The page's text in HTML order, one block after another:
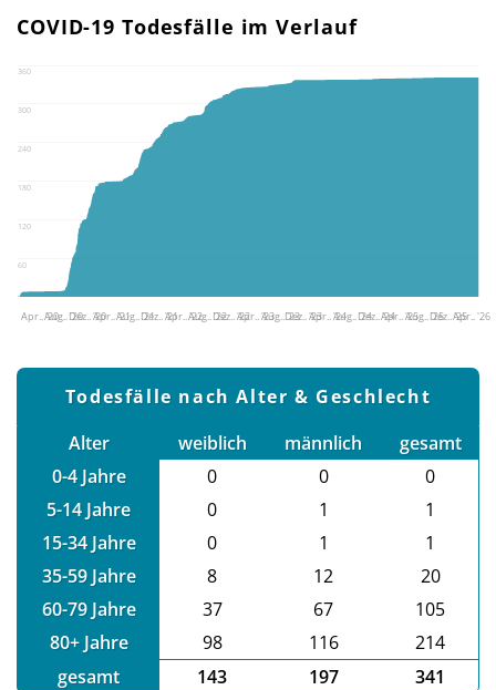
COVID-19 Todesfälle im Verlauf
60
120
180
240
300
360
Apr.. '20Aug.. '20Dez.. '20Apr.. '21Aug.. '21Dez.. '21Apr.. '22Aug.. '22Dez.. '22Apr.. '23Aug.. '23Dez.. '23Apr.. '24Aug.. '24Dez.. '24Apr.. '25Aug.. '25Dez.. '25Apr.. '26
Todesfälle nach Alter & Geschlecht
Alter
weiblich männlich
gesamt
0-4 Jahre
0 0
0
5-14 Jahre
0 1
1
15-34 Jahre
0 1
1
35-59 Jahre
8 12
20
60-79 Jahre
37 67
105
80+ Jahre
98 116
214
gesamt
143 197 341